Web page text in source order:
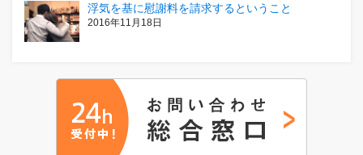
浮気を基に慰謝料を請求するということ
2016年11月18日